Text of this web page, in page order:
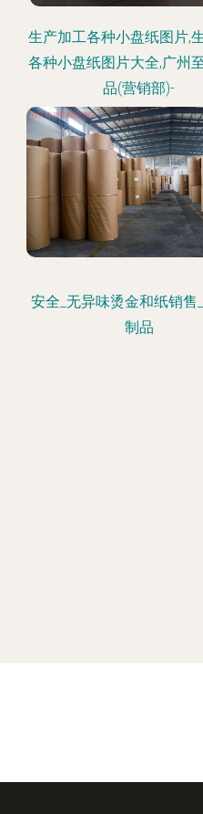
生产加工各种小盘纸图片,
各种小盘纸图片大全,广州
品(营销部)-
安全_无异味烫金和纸销售
制品